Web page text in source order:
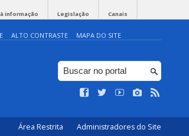
informação Legislação Canais
ALTO CONTRASTE MAPA DO SITE
Área Restrita Administradores do Site